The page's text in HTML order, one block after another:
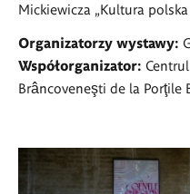
Mickiewicza „Kultura polska
Organizatorzy wystawy:
Współorganizator:
Brâncoveneşti de la Porţile